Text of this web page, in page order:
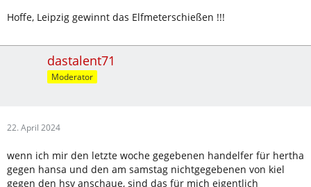
Hoffe, Leipzig gewinnt das Elfmeterschießen !!!
dastalent71
Moderator
22. April 2024
wenn ich mir den letzte woche gegebenen handelfer für hertha
gegen hansa und den am samstag nichtgegebenen von kiel
gegen den hsv anschaue, sind das für mich eigentlich